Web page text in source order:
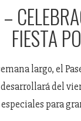
FIESTA
largo, el
desarrollará del
para